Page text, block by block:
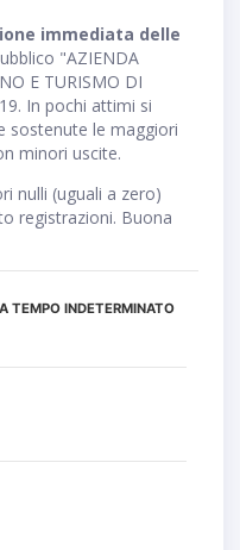
immediata delle
"AZIENDA
E TURISMO DI
In pochi attimi si
sostenute le maggiori
minori uscite.
nulli (uguali a zero)
registrazioni. Buona
TEMPO INDETERMINATO